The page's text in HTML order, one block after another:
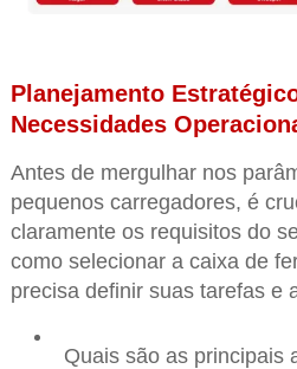
Planejamento
Necessidades
Antes de mergulhar nos
pequenos carregadores, é
claramente os requisitos do
como selecionar a caixa de
precisa definir suas tarefas e
Quais são as principais